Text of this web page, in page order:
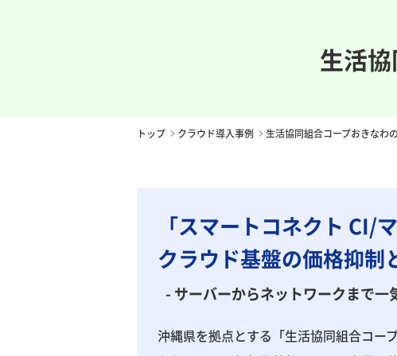
生活
トップ クラウド導⼊事例 生活協同組合コープおきなわ
「スマートコネクト CI/
クラウド基盤の価格抑制
- サーバーからネットワークまで一
沖縄県を拠点とする「生活協同組合コー